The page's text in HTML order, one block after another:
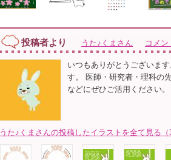
投稿者より うた♪くまさん コメン
いつもありがとうございま
す。 医師・研究者・理科の
などにぜひご活用ください
うた♪くまさんの投稿したイラストを全て見る（